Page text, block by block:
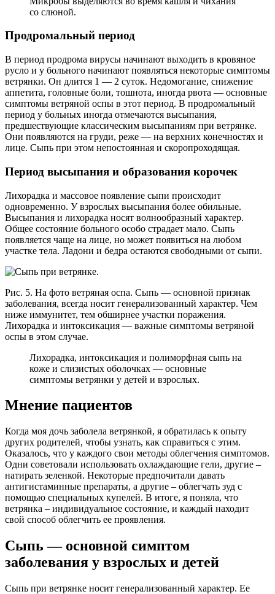
со слюной.
Продромальный период
В период продрома вирусы начинают выходить в кровяное
русло и у больного начинают появляться некоторые симптомы
ветрянки. Он длится 1 — 2 суток. Недомогание, снижение
аппетита, головные боли, тошнота, иногда рвота — основные
симптомы ветряной оспы в этот период. В продромальный
период у больных иногда отмечаются высыпания,
предшествующие классическим высыпаниям при ветрянке.
Они появляются на груди, реже — на верхних конечностях и
лице. Сыпь при этом непостоянная и скоропроходящая.
Период высыпания и образования корочек
Лихорадка и массовое появление сыпи происходит
одновременно. У взрослых высыпания более обильные.
Высыпания и лихорадка носят волнообразный характер.
Общее состояние больного особо страдает мало. Сыпь
появляется чаще на лице, но может появиться на любом
участке тела. Ладони и бедра остаются свободными от сыпи.
Рис. 5. На фото ветряная оспа. Сыпь — основной признак
заболевания, всегда носит генерализованный характер. Чем
ниже иммунитет, тем обширнее участки поражения.
Лихорадка и интоксикация — важные симптомы ветряной
оспы в этом случае.
Лихорадка, интоксикация и полиморфная сыпь на
коже и слизистых оболочках — основные
симптомы ветрянки у детей и взрослых.
Мнение пациентов
Когда моя дочь заболела ветрянкой, я обратилась к опыту
других родителей, чтобы узнать, как справиться с этим.
Оказалось, что у каждого свои методы облегчения симптомов.
Одни советовали использовать охлаждающие гели, другие –
натирать зеленкой. Некоторые предпочитали давать
антигистаминные препараты, а другие – облегчать зуд с
помощью специальных купелей. В итоге, я поняла, что
ветрянка – индивидуальное состояние, и каждый находит
свой способ облегчить ее проявления.
Сыпь — основной симптом
заболевания у взрослых и детей
Сыпь при ветрянке носит генерализованный характер. Ее